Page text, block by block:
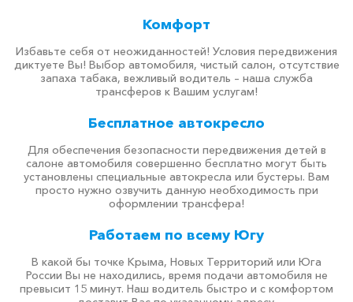
Комфорт
Избавьте себя от неожиданностей! Условия передвижения
диктуете Вы! Выбор автомобиля, чистый салон, отсутствие
запаха табака, вежливый водитель – наша служба
трансферов к Вашим услугам!
Бесплатное автокресло
Для обеспечения безопасности передвижения детей в
салоне автомобиля совершенно бесплатно могут быть
установлены специальные автокресла или бустеры. Вам
просто нужно озвучить данную необходимость при
оформлении трансфера!
Работаем по всему Югу
В какой бы точке Крыма, Новых Территорий или Юга
России Вы не находились, время подачи автомобиля не
превысит 15 минут. Наш водитель быстро и с комфортом